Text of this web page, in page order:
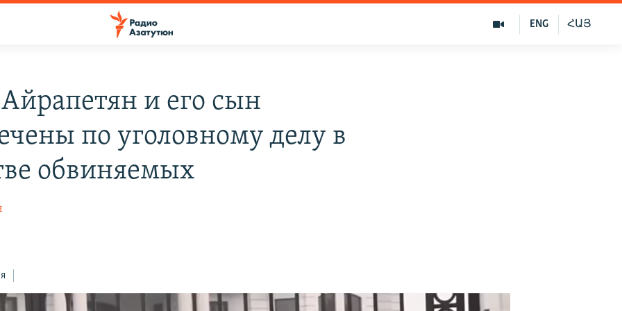
ՀԱՅ
ENG
и его сын
по уголовному делу в
обвиняемых